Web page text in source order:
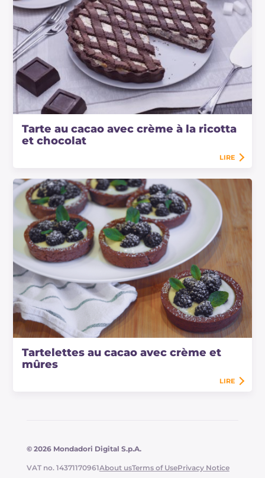
Tarte au cacao avec crème à la ricotta
et chocolat
LIRE
Tartelettes au cacao avec crème et
mûres
LIRE
© 2026 Mondadori Digital S.p.A.
VAT no. 14371170961About usTerms of UsePrivacy Notice